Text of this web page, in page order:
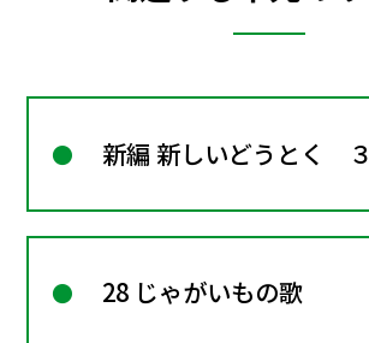
新編 新しいどうとく ３
28 じゃがいもの歌